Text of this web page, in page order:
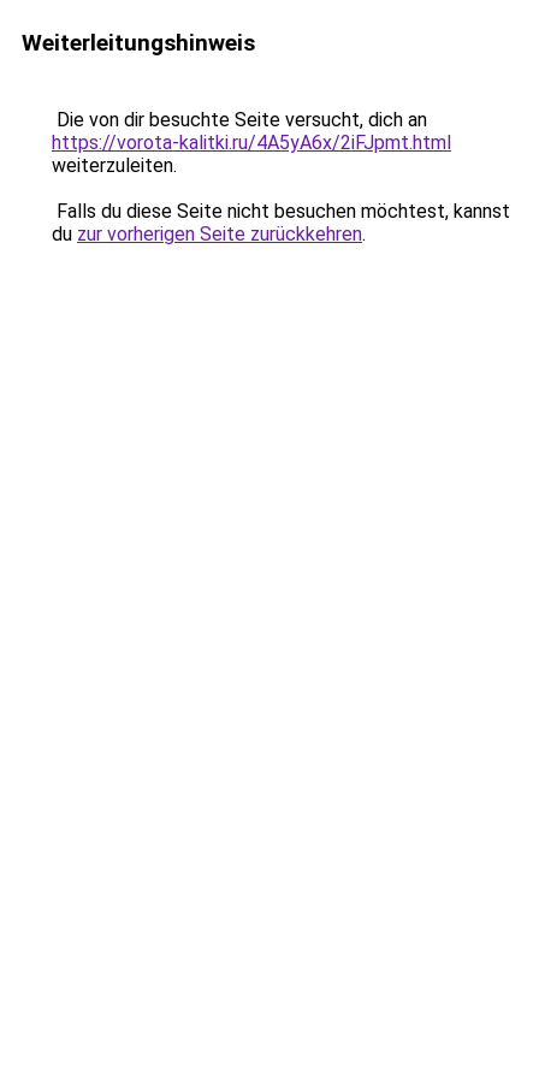
Weiterleitungshinweis
Die von dir besuchte Seite versucht, dich an
https://vorota-kalitki.ru/4A5yA6x/2iFJpmt.html
weiterzuleiten.
Falls du diese Seite nicht besuchen möchtest, kannst
du zur vorherigen Seite zurückkehren.